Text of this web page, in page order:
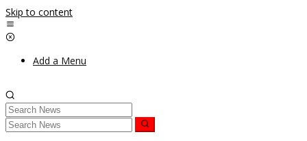
Skip to content
Add a Menu